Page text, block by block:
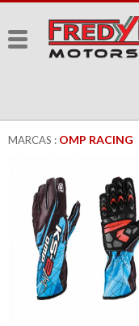
MARCAS : OMP RACING